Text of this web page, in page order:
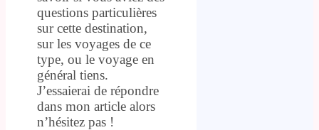
questions particulières
sur cette destination,
sur les voyages de ce
type, ou le voyage en
général tiens.
J’essaierai de répondre
dans mon article alors
n’hésitez pas !